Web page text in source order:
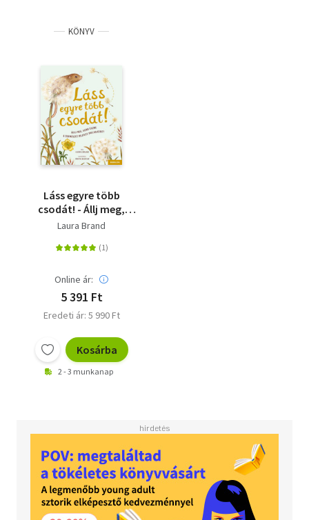
KÖNYV
Láss egyre több
csodát! - Állj meg,
vedd észre a
pillanatait!
Laura Brand
Online ár:
5 391 Ft
Eredeti ár: 5 990 Ft
Kosárba
2 - 3 munkanap